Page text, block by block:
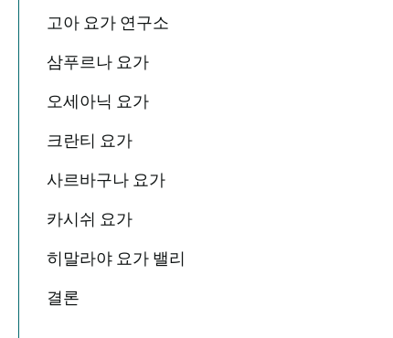
고아 요가 연구소
삼푸르나 요가
오세아닉 요가
크란티 요가
사르바구나 요가
카시쉬 요가
히말라야 요가 밸리
결론